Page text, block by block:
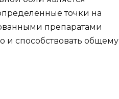
точки на
препаратами
и способствовать общему